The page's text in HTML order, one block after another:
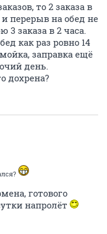
то 2 заказа в
перерыв на обед не
заказа в 2 часа.
как раз ровно 14
заправка ещё
день.
дохрена?
готового
напролёт